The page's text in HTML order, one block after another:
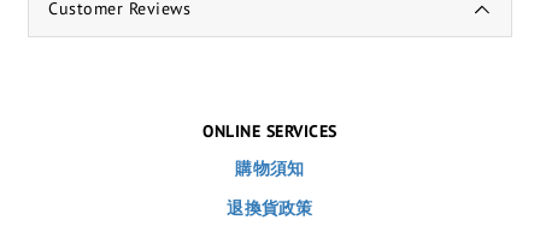
Customer Reviews
ONLINE SERVICES
購物須知
退換貨政策